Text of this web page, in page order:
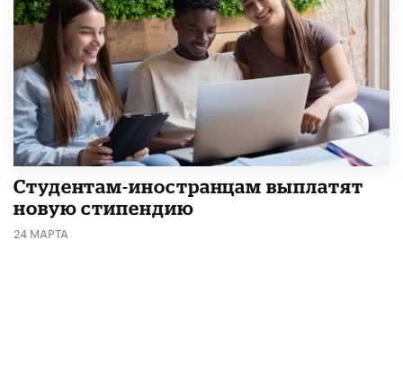
Студентам-иностранцам выплатят
новую стипендию
24 МАРТА